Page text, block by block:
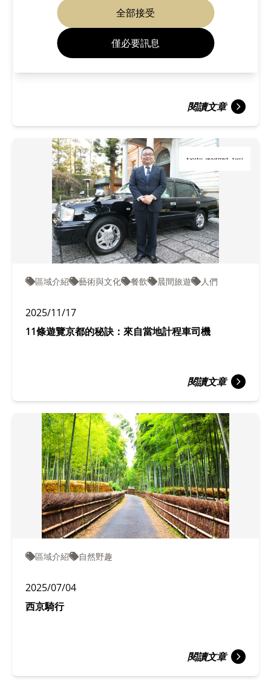
全部接受
僅必要訊息
區域介紹 節慶活動
2026/01/07
祝大家2026新年快樂！ ——馬年
閱讀文章
區域介紹 藝術與文化 餐飲 晨間旅遊 人們
2025/11/17
11條遊覽京都的秘訣：來自當地計程車司機
閱讀文章
區域介紹 自然野趣
2025/07/04
西京騎行
閱讀文章